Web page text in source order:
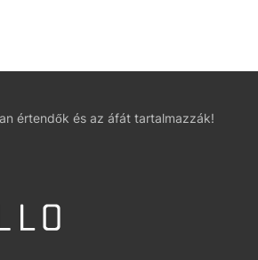
értendők és az áfát tartalmazzák!